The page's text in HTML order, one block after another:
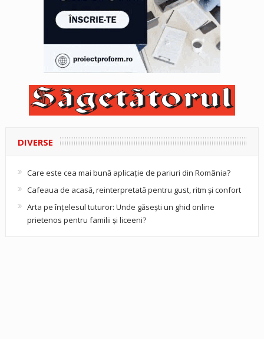
DIVERSE
Care este cea mai bună aplicație de pariuri din România?
Cafeaua de acasă, reinterpretată pentru gust, ritm și confort
Arta pe înțelesul tuturor: Unde găsești un ghid online
prietenos pentru familii și liceeni?